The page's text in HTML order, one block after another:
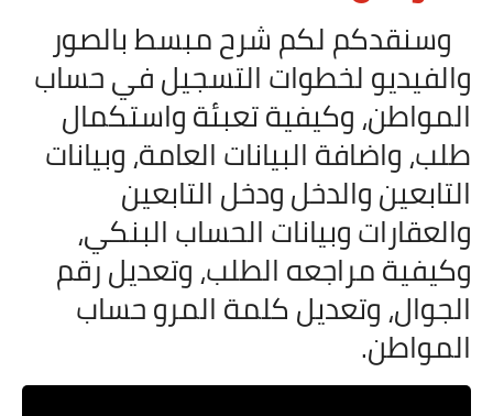
وسنقدكم لكم شرح مبسط بالصور
والفيديو لخطوات التسجيل في حساب
المواطن، وكيفية تعبئة واستكمال
طلب، واضافة البيانات العامة، وبيانات
التابعين والدخل ودخل التابعين
والعقارات وبيانات الحساب البنكي،
وكيفية مراجعه الطلب، وتعديل رقم
الجوال، وتعديل كلمة المرو حساب
المواطن.